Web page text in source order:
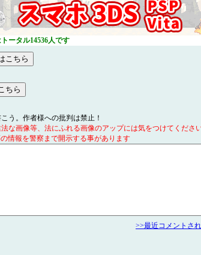
ータル14536人です
う。作者様への批判は禁止！
な画像等、法にふれる画像のアップには気をつけてくださ
情報を警察まで開示する事があります
>>最近コメントさ